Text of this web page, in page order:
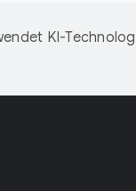
KI-